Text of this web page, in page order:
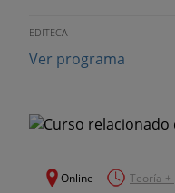
EDITECA
Ver programa
Online Teoría +